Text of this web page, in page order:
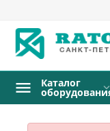
Каталог